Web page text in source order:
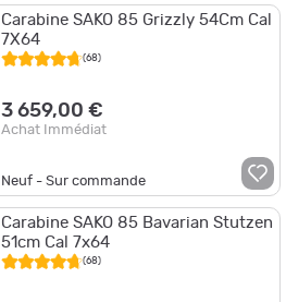
Carabine SAKO 85 Grizzly 54Cm Cal
7X64
(68)
3 659,00 €
Achat Immédiat
Neuf - Sur commande
Carabine SAKO 85 Bavarian Stutzen
51cm Cal 7x64
(68)